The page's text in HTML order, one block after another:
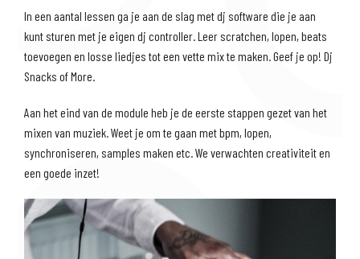
In een aantal lessen ga je aan de slag met dj software die je aan
kunt sturen met je eigen dj controller. Leer scratchen, lopen, beats
toevoegen en losse liedjes tot een vette mix te maken. Geef je op! Dj
Snacks of More.
Aan het eind van de module heb je de eerste stappen gezet van het
mixen van muziek. Weet je om te gaan met bpm, lopen,
synchroniseren, samples maken etc. We verwachten creativiteit en
een goede inzet!